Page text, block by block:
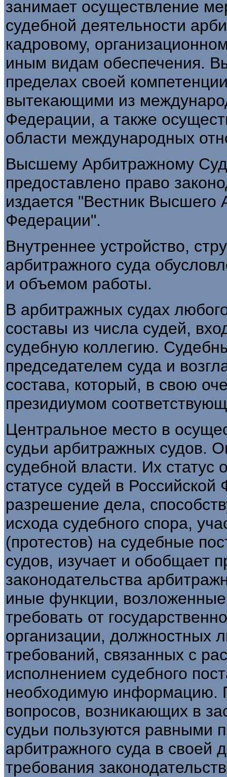
занимает осуществление
судебной деятельности
кадровому,
иным видам обеспечения.
пределах своей
вытекающими из
Федерации, а также
области международных
Высшему Арбитражному
предоставлено право
издается "Вестник Высшего
Федерации".
Внутреннее устройство,
арбитражного суда
и объемом работы.
В арбитражных судах
составы из числа судей,
судебную коллегию.
председателем суда и
состава, который, в свою
президиумом
Центральное место в
судьи арбитражных судов.
судебной власти. Их
статусе судей в
разрешение дела,
исхода судебного спора,
(протестов) на судебные
судов, изучает и обобщает
законодательства
иные функции,
требовать от
организации, должностных
требований, связанных с
исполнением судебного
необходимую информацию.
вопросов, возникающих в
судьи пользуются равными
арбитражного суда в своей
требования